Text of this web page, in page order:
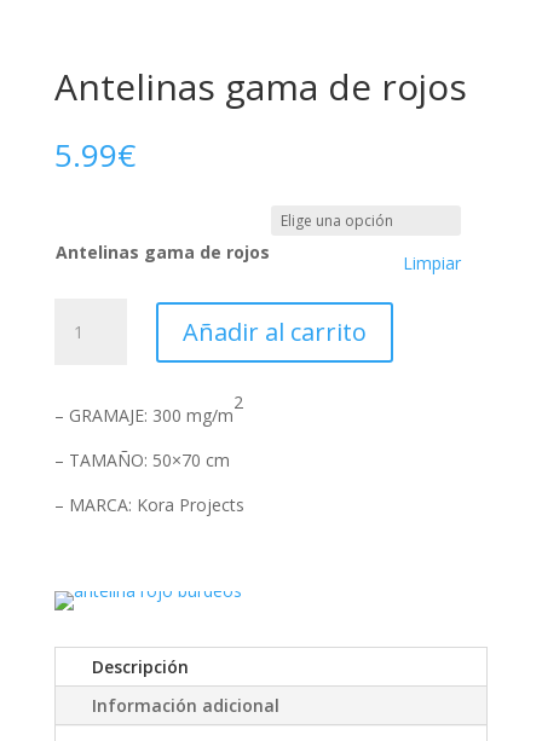
Antelinas gama de rojos
5.99€
Antelinas gama de rojos Limpiar
gama
cantidad
Añadir al carrito
– GRAMAJE: 300 mg/m
2
– TAMAÑO: 50×70 cm
– MARCA: Kora Projects
Descripción
Información adicional